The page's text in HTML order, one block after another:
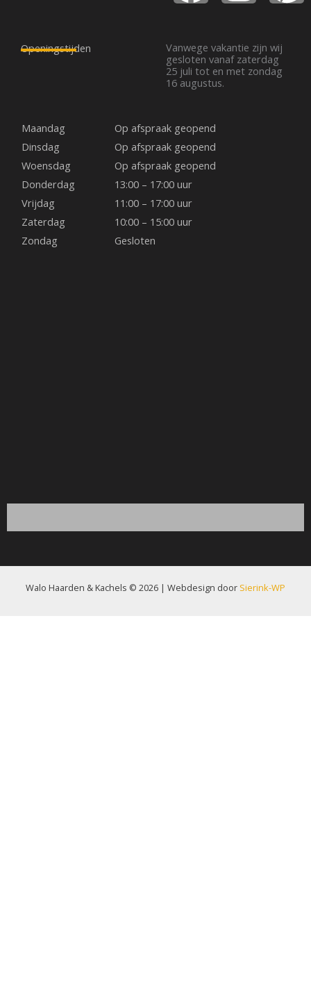
ook warmte uit lang nadat de laatste sintels zijn
uitgestorven.
a
c
e
b
o
o
k
n
s
t
i
Openingstijden
Vanwege vakantie zijn wij
gesloten vanaf zaterdag
25 juli tot en met zondag
16 augustus.
Maandag
Op afspraak geopend
Dinsdag
Op afspraak geopend
Woensdag
Op afspraak geopend
Donderdag
13:00 – 17:00 uur
Vrijdag
11:00 – 17:00 uur
Zaterdag
10:00 – 15:00 uur
Zondag
Gesloten
Walo Haarden & Kachels © 2026 | Webdesign door Sierink-WP